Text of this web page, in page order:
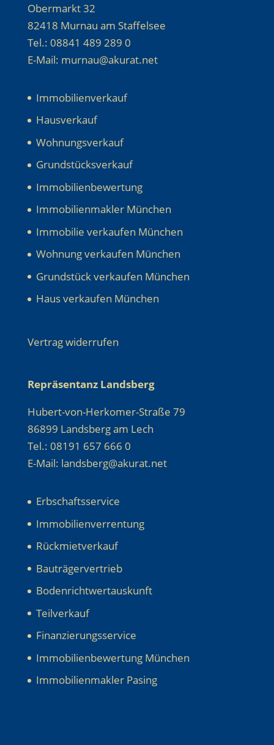
Obermarkt 32
82418 Murnau am Staffelsee
Tel.: 08841 489 289 0
E-Mail: murnau@akurat.net
Immobilienverkauf
Hausverkauf
Wohnungsverkauf
Grundstücksverkauf
Immobilienbewertung
Immobilienmakler München
Immobilie verkaufen München
Wohnung verkaufen München
Grundstück verkaufen München
Haus verkaufen München
Vertrag widerrufen
Repräsentanz Landsberg
Hubert-von-Herkomer-Straße 79
86899 Landsberg am Lech
Tel.: 08191 657 666 0
E-Mail: landsberg@akurat.net
Erbschaftsservice
Immobilienverrentung
Rückmietverkauf
Bauträgervertrieb
Bodenrichtwertauskunft
Teilverkauf
Finanzierungsservice
Immobilienbewertung München
Immobilienmakler Pasing